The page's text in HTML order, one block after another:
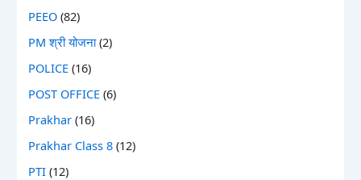
PEEO (82)
PM श्री योजना(2)
POLICE (16)
POST OFFICE (6)
Prakhar (16)
Prakhar Class 8 (12)
PTI (12)